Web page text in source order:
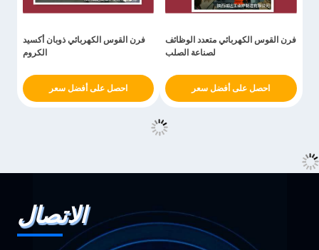
فرن القوس الكهربائي متعدد الوظائف
لصناعة الصلب
احصل على أفضل سعر
فرن القوس الكهربائي ذوبان أكسيد
الكروم
احصل على أفضل سعر
الاتصال